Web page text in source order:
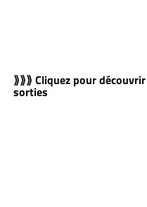
⟫⟫⟫ Cliquez pour
sorties